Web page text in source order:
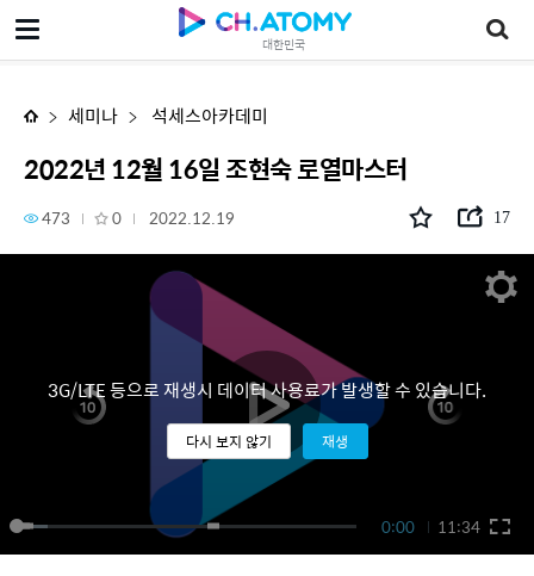
대한민국
2022년 12월 16일 조현숙 로열마스터
세미나 석세스아카데미
2022년 12월 16일 조현숙 로열마스터
473 0 2022.12.19 17
0:00 11:34
3G/LTE 등으로 재생시 데이터 사용료가 발생할 수 있습니다.
다시 보지 않기 재생